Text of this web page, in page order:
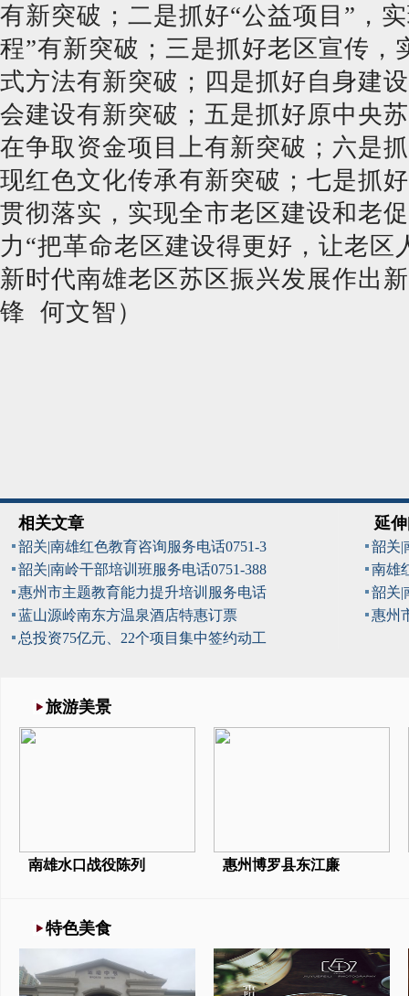
有新突破；二是抓好“公益项目”，
程”有新突破；三是抓好老区宣传，
式方法有新突破；四是抓好自身建
会建设有新突破；五是抓好原中央
在争取资金项目上有新突破；六是
现红色文化传承有新突破；七是抓
贯彻落实，实现全市老区建设和老
力“把革命老区建设得更好，让老区
新时代南雄老区苏区振兴发展作出
锋 何文智）
相关文章
韶关|南雄红色教育咨询服务电话0751-3
韶关|南岭干部培训班服务电话0751-388
惠州市主题教育能力提升培训服务电话
蓝山源岭南东方温泉酒店特惠订票
总投资75亿元、22个项目集中签约动工
延
韶关|
南雄
韶关|
惠州
旅游美景
南雄水口战役陈列 惠州博罗县东江廉
特色美食